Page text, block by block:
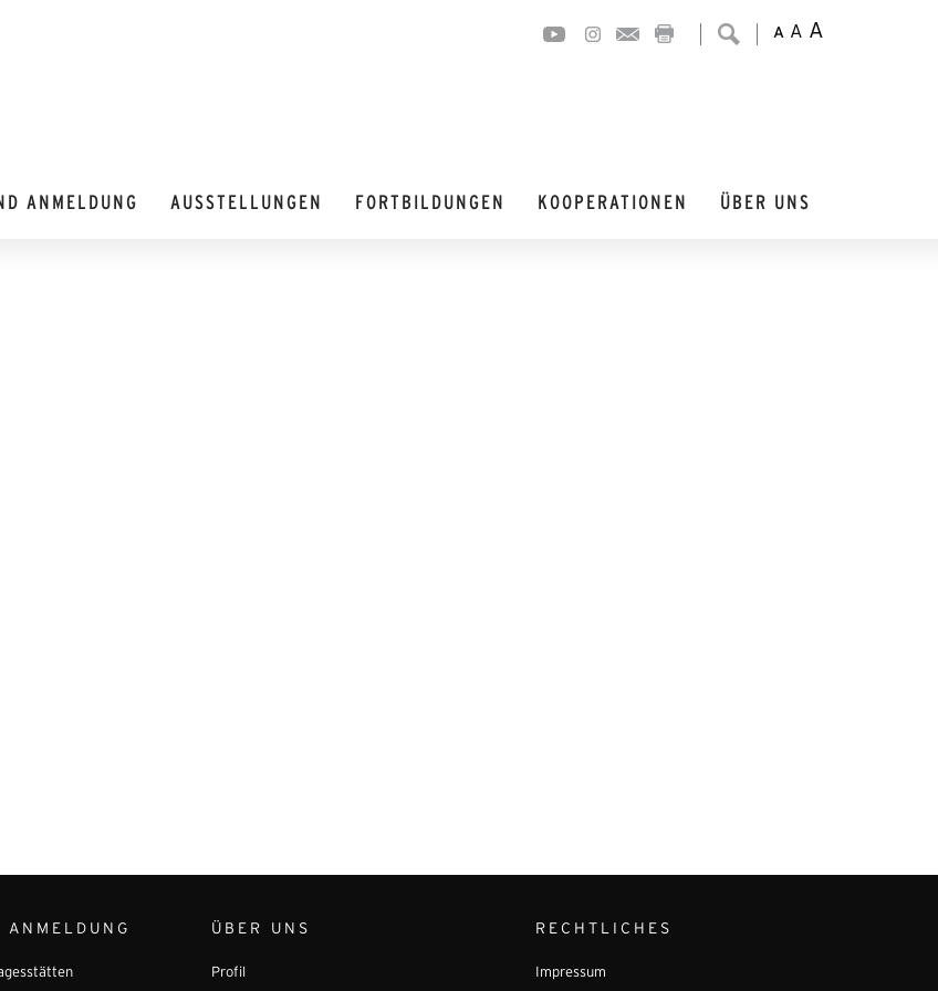
A A A
ANMELDUNG AUSSTELLUNGEN FORTBILDUNGEN KOOPERATIONEN ÜBER UNS
ANMELDUNG ÜBER UNS
Profil
RECHTLICHES
Impressum